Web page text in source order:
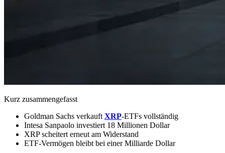
Kurz zusammengefasst
Goldman Sachs verkauft XRP-ETFs vollständig
Intesa Sanpaolo investiert 18 Millionen Dollar
XRP scheitert erneut am Widerstand
ETF-Vermögen bleibt bei einer Milliarde Dollar